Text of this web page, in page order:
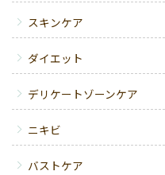
スキンケア
ダイエット
デリケートゾーンケア
ニキビ
バストケア